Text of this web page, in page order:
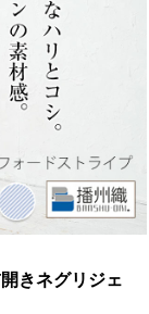
きネグリジェ